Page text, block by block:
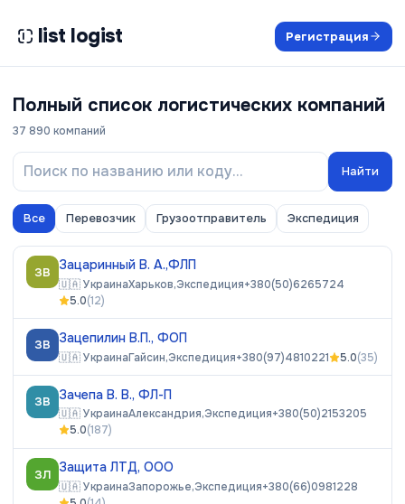
list logist Регистрация
Полный список логистических компаний
37 890 компаний
Найти
Все Перевозчик Грузоотправитель Экспедиция
ЗВ Зацаринный В. А.,ФЛП
🇺🇦УкраинаХарьков,Экспедиция+380(50)6265724
5.0(12)
ЗВ Зацепилин В.П., ФОП
🇺🇦УкраинаГайсин,Экспедиция+380(97)4810221 5.0(35)
ЗВ Зачепа В. В., ФЛ-П
🇺🇦УкраинаАлександрия,Экспедиция+380(50)2153205
5.0(187)
ЗЛ Защита ЛТД, ООО
🇺🇦УкраинаЗапорожье,Экспедиция+380(66)0981228